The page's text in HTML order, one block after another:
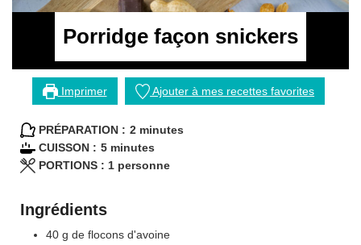
Porridge façon snickers
Imprimer Ajouter à mes recettes favorites
PRÉPARATION : 2minutes
minutes
CUISSON : 5minutes
minutes
PORTIONS : 1 personne
Ingrédients
40 g de flocons d'avoine